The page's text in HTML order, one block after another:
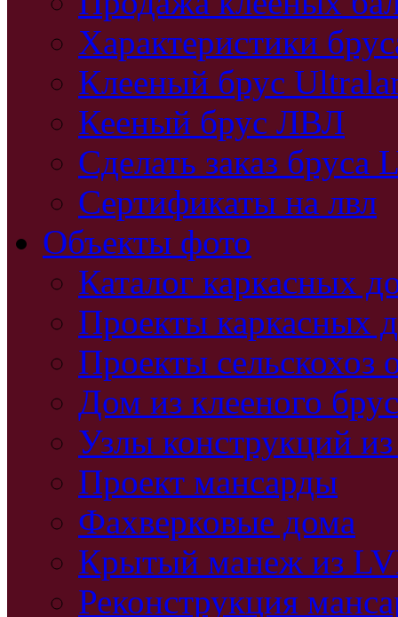
Характеристики
Клееный брус
Кееный брус ЛВЛ
Сделать заказ бруса
Сертификаты на лвл
Объекты фото
Каталог каркасных
Проекты каркасных
Проекты сельскохоз
Дом из клееного
Узлы конструкций
Проект мансарды
Фахверковые дома
Крытый манеж из
Реконструкция